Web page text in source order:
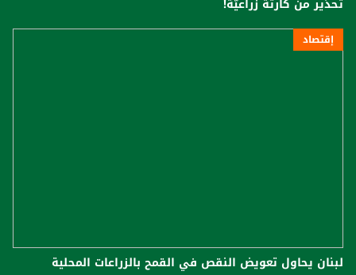
تحذير من كارثة زراعيّة!
إقتصاد
لبنان يحاول تعويض النقص في القمح بالزراعات المحلية